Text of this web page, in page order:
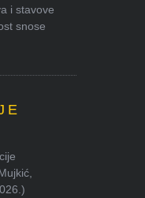
i stavove
snose